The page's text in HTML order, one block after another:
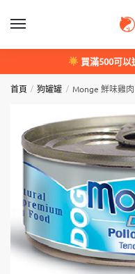
買滿500可
首頁 / 狗罐罐 / Monge 鮮味雞